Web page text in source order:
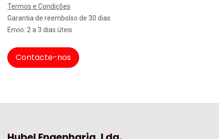
Termos e Condições
Garantia de reembolso de 30 dias
Envio: 2 a 3 dias úteis
Contacte-nos